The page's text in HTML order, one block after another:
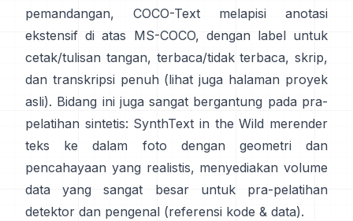
pemandangan,
COCO-Text
melapisi anotasi
ekstensif di atas MS-COCO, dengan label untuk
cetak/tulisan tangan, terbaca/tidak terbaca, skrip,
dan transkripsi penuh (lihat juga halaman proyek
asli). Bidang ini juga sangat bergantung pada pra-
pelatihan sintetis: SynthText in the Wild merender
teks ke dalam foto dengan geometri dan
pencahayaan yang realistis, menyediakan volume
data yang sangat besar untuk pra-pelatihan
detektor dan pengenal (referensi kode & data).